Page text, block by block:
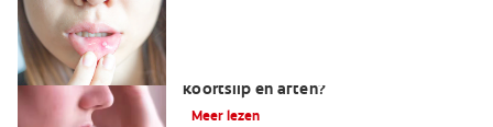
koortslip en aften?
Meer lezen